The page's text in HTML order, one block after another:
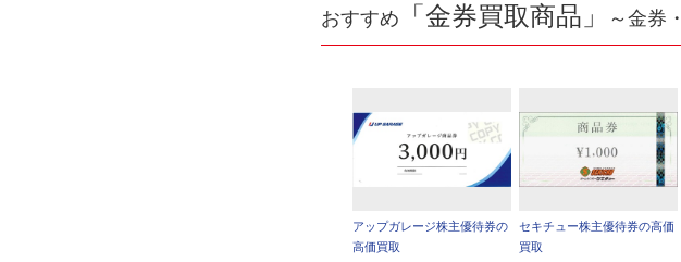
おすすめ 「金券買取商品」 ～金券
アップガレージ株主優待券の
高価買取
セキチュー株主優待券の高価
買取